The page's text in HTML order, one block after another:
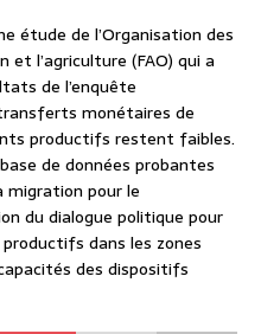
étude de l’Organisation des
et l’agriculture (FAO) qui a
de l’enquête
monétaires de
productifs restent faibles.
de données probantes
migration pour le
du dialogue politique pour
dans les zones
des dispositifs